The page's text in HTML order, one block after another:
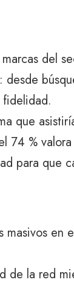
del
fidelidad.
que
74 %
para que
masivos en
de la red